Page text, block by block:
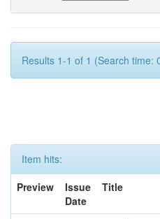
Results 1-1 of 1 (Search time:
Item hits:
Preview
Issue
Date
Title